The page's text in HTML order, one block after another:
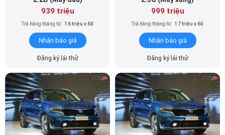
Đăng ký lái thử Đăng ký lái thử
New KIA Sorento Premium
AWD 2.2D (Máy dầu)
1.079 triệu
New KIA Sorento Signature
AWD 2.5G 7 chỗ (Máy xăng)
1.099 triệu